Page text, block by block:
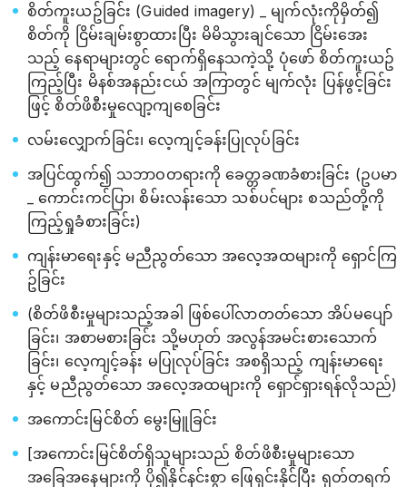
စိတ်ကူးယဥ်ခြင်း (Guided imagery) _ မျက်လုံးကိုမှိတ်၍
စိတ်ကို ငြိမ်းချမ်းစွာထားပြီး မိမိသွားချင်သော ငြိမ်းအေး
သည့် နေရာများတွင် ရောက်ရှိနေသကဲ့သို့ ပုံဖော် စိတ်ကူးယဥ်
ကြည့်ပြီး မိနစ်အနည်းငယ် အကြာတွင် မျက်လုံး ပြန်ဖွင့်ခြင်း
ဖြင့် စိတ်ဖိစီးမှုလျော့ကျစေခြင်း
လမ်းလျှောက်ခြင်း၊ လေ့ကျင့်ခန်းပြုလုပ်ခြင်း
အပြင်ထွက်၍ သဘာဝတရားကို ခေတ္တခဏခံစားခြင်း (ဥပမာ
_ ကောင်းကင်ပြာ၊ စိမ်းလန်းသော သစ်ပင်များ စသည်တို့ကို
ကြည့်ရှုခံစားခြင်း)
ကျန်းမာရေးနှင့် မညီညွတ်သော အလေ့အထများကို ရှောင်ကြ
ဥ်ခြင်း
(စိတ်ဖိစီးမှုများသည့်အခါ ဖြစ်ပေါ်လာတတ်သော အိပ်မပျော်
ခြင်း၊ အစာမစားခြင်း သို့မဟုတ် အလွန်အမင်းစားသောက်
ခြင်း၊ လေ့ကျင့်ခန်း မပြုလုပ်ခြင်း အစရှိသည့် ကျန်းမာ‌ရေး
နှင့် မညီညွတ်သော အလေ့အထများကို ရှောင်ရှားရန်လိုသည်)
အကောင်းမြင်စိတ် မွေးမြူခြင်း
[အကောင်းမြင်စိတ်ရှိသူများသည် စိတ်ဖိစီးမှုများသော
အခြေအနေများကို ပို၍နိုင်နင်းစွာ ဖြေရှင်းနိုင်ပြီး ရုတ်တရက်